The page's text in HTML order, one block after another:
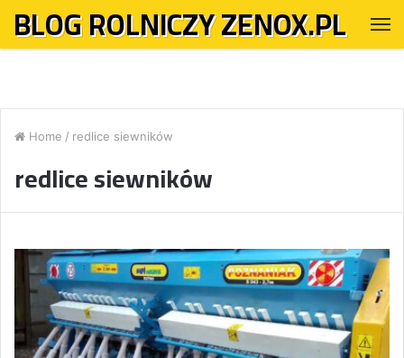
BLOG ROLNICZY ZENOX.PL
Home / redlice siewników
redlice siewników